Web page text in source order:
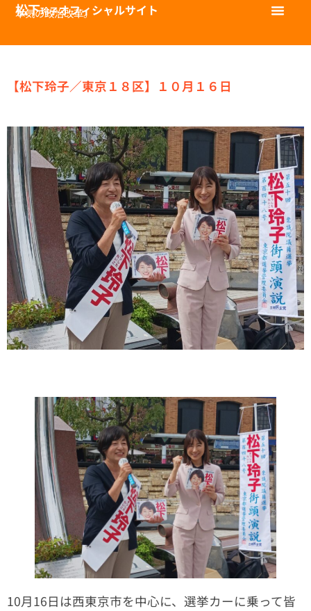
松下玲子オフィシャルサイト
本気の政治改革。
【松下玲子／東京１８区】１０月１６日
10月16日は西東京市を中心に、選挙カーに乗って皆